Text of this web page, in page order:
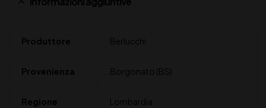
Produttore Berlucchi
Provenienza Borgonato (BS)
Regione Lombardia